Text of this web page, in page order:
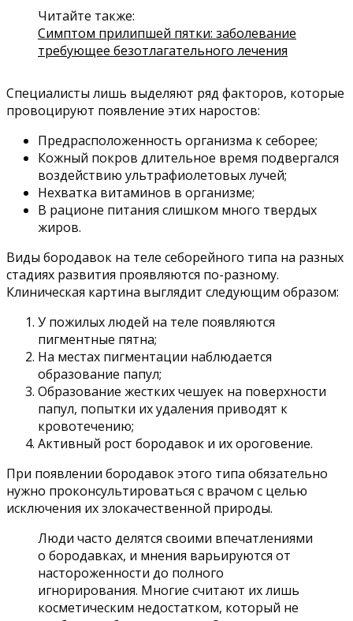
Читайте также:
Симптом прилипшей пятки: заболевание
требующее безотлагательного лечения
Специалисты лишь выделяют ряд факторов, которые
провоцируют появление этих наростов:
Предрасположенность организма к себорее;
Кожный покров длительное время подвергался
воздействию ультрафиолетовых лучей;
Нехватка витаминов в организме;
В рационе питания слишком много твердых
жиров.
Виды бородавок на теле себорейного типа на разных
стадиях развития проявляются по-разному.
Клиническая картина выглядит следующим образом:
У пожилых людей на теле появляются
пигментные пятна;
На местах пигментации наблюдается
образование папул;
Образование жестких чешуек на поверхности
папул, попытки их удаления приводят к
кровотечению;
Активный рост бородавок и их ороговение.
При появлении бородавок этого типа обязательно
нужно проконсультироваться с врачом с целью
исключения их злокачественной природы.
Люди часто делятся своими впечатлениями
о бородавках, и мнения варьируются от
настороженности до полного
игнорирования. Многие считают их лишь
косметическим недостатком, который не